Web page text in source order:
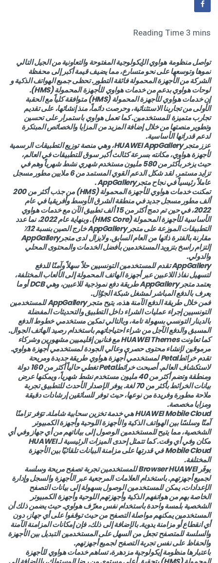
تواصل منظومة هواوي الإيكولوجية المفتوحة والتعاونية من الجيل التالي
نموها وتوسعها على نحو متسارع، مما يضيف قيمة أكبر إلى محفظة
الشركة من الأجهزة المحمولة فائقة التطور. تحظى جميع الهواتف الذكية و
لوحات هواوي بدعم من خدمات هواوي للأجهزة المحمولة (HMS).
إن خدمات هواوي للأجهزة المحمولة (HMS) متوافقة كلياً مع الحقبة
الأولى من تجاربنا الاستثنائية، وحرصت دائماً، منذ إنشائها، على تقديم
تجارب متميزة للمستخدمين. كما تعمل هواوي باستمرار على تحسين
وتطوير منصتها من خلال إضافة المزيد من المزايا والخصائص المبتكرة
لدعم قدراتها الأساسية.
عزز متجر HUAWEI AppGallery، وهي منصة توزيع التطبيقات الرسمية
لأجهزة هواوي، مكانته بسرعة كثالث أكبر سوق للتطبيقات في العالم،
حيث يزخر بأكثر من 580 مليون مستخدم شهري نشط شهرياً وهم في
تزايد مستمر. لقد شكل الدعم القوي المستمد من 6 ملايين مطور مسجل
عاملاً رئيسياً في نجاح متجرAppGallery .
تمكنت خدمات هواوي للأجهزة المحمولة (HMS) من جذب أكثر من 200
ألف مطور مسجل جديد في منطقة الشرق الأوسط وأفريقيا في عام
2022، في حين تم دمج أكثر من 15 ألف تطبيق الآن مع خدمات هواوي
الأساسية للأجهزة المحمولة (HMS Core). وبنهاية عام 2022، نما عدد
التطبيقات الموزعة على متجر AppGallery خارج الصين بنسبة 12٪
مقارنة بالفترة ذاتها من العام السابق. ولايزال لدى متجرAppGallery
إلتزام راسخ بتزويد المستخدمين بأفضل الخدمات والمحتوى المحلي
والدولي.
AppGallery تقدم للمستخدمين التونسيين حلاً سهلاً وآمنًا للدفع
لتسهيل نفاذ اللاعبين عبر أجهزة الهاتف المحمولة إلى الألعاب المختلفة،
يعتمد متجر AppGallery طريقة دفع نموذجية للاعبين، وهي DCB أو ما
يعرف بالدفع المباشر لمشغل شبكة الجوّال.
فمن خلال طريقة الدفع الآمنة هذه، يتيح متجر AppGallery للمستخدمين
التونسيين إجراء عمليات الشراء داخل التطبيق والتحديثات المفضلة
بالدينار التونسي بسهولة تامة، وبالتالي تمكين مستخدمي خطوط الدفع
المسبق والدفع الآجل من شراء احتياجاتهم باستخدام رصيد الهاتف الجوال.
كما تعاونت HUAWEI Themes مع فنانين إقليميين مشهورين وشركاء
مرموقين لإنشاء محتوى حصري وعالي الجودة لمستخدمي أجهزة هواوي.
تقدم خرائطPetal لمستخدمي أجهزة هواوي طريقة جديدة ومريحة
لاستكشاف العالم. أصبحت خرائطPetal تغطي حالياً أكثر من 160 دولة
ومنطقة وتضم أكثر من 40 مليون مستخدم نشط شهرياً، ويمكنها عرض
بيانات الخرائط بأكثر من 70 لغة. يوفر الإصدار الأحدث للتطبيق تجربة
ملاحة مطورة وفريدة من نوعها، حيث توفر للسائقين إرشادات دقيقة
ومزايا مخصصة.
HUAWEI Mobile Cloud هي خدمة تخزين سحابية شاملة. توَفر تزامنًا
آمنًا وسلسًا بين الهواتف الذكية والأجهزة اللوحية وأجهزة الكمبيوتر
الشخصية، مما يتيح للمستخدمين الوصول إلى بياناتهم من أي جهاز وفي أي
مكان وفي أي وقت. كما تتمثل إحدى الميزات الرئيسية لـ HUAWEI
Mobile Cloud في قدرتها على مزامنة البيانات تلقائيًا بين الأجهزة
المختلفة.
يوفَر Browser HUAWEI للمستخدمين تجربة تصفح مريحة وسلسة
لجميع أجهزتهم. باستخدام العلامات المرجعية عبر الأجهزة والسجل وإدارة
الإعدادات، يمكن للمستخدمين الوصول بسهولة إلى بيانات التصفح
الخاصة بهم من هواتفهم الذكية وأجهزتهم اللوحية وأجهزة الكمبيوتر
الشخصية بلمسة واحدة باستخدام نفس معرّف هواوي. حيث يضمن ذلك أن
المستخدمين يمكنهم مواصلة التصفح من حيث توقفوا على أي جهاز، دون
أي انقطاع أو مزامنة يدوية. بالإضافة إلى ذلك، فإن إمكانات المزامنة الآمنة
والسلسة للمتصفح تجعل من السهل على المستخدمين التبديل بين الأجهزة
والحفاظ على نفس تجربة التصفح لجميع أجهزتهم.
باعتبارها منظومة إيكولوجية مزدهرة، تساهم خدمات هواوي للأجهزة